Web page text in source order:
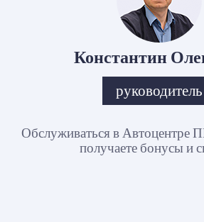
Константин
руководитель
Обслуживаться в Автоцентре
получаете бонусы и